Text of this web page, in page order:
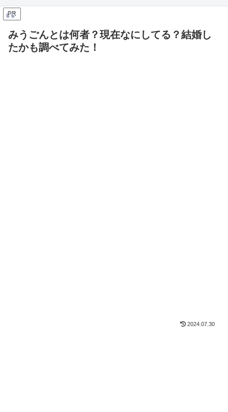
PR
みうごんとは何者？現在なにしてる？結婚し
たかも調べてみた！
2024.07.30